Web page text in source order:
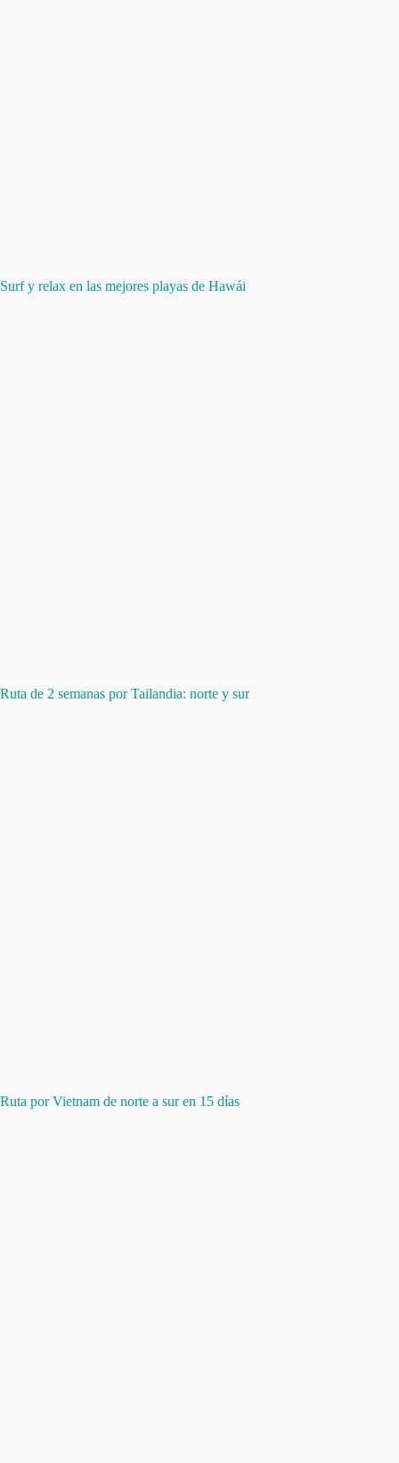
Surf y relax en las mejores playas de Hawái
Ruta de 2 semanas por Tailandia: norte y sur
Ruta por Vietnam de norte a sur en 15 días